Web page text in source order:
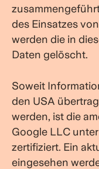
des Einsatzes
werden die in
Daten gelöscht.
Soweit
den USA
werden, ist die
Google LLC
zertifiziert. Ein
eingesehen